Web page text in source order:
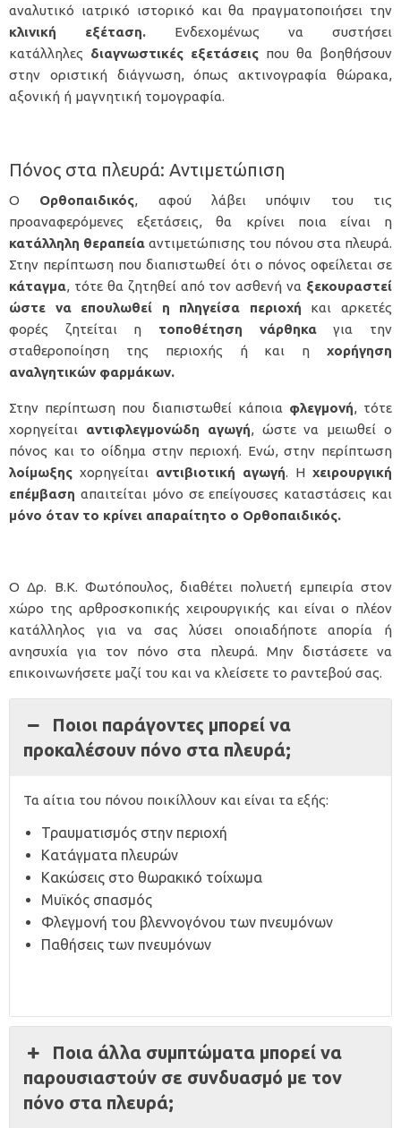
αναλυτικό ιατρικό ιστορικό και θα πραγματοποιήσει την
κλινική εξέταση. Ενδεχομένως να συστήσει
κατάλληλες διαγνωστικές εξετάσεις που θα βοηθήσουν
στην οριστική διάγνωση, όπως ακτινογραφία θώρακα,
αξονική ή μαγνητική τομογραφία.
Πόνος στα πλευρά: Αντιμετώπιση
Ο Ορθοπαιδικός, αφού λάβει υπόψιν του τις
προαναφερόμενες εξετάσεις, θα κρίνει ποια είναι η
κατάλληλη θεραπεία αντιμετώπισης του πόνου στα πλευρά.
Στην περίπτωση που διαπιστωθεί ότι ο πόνος οφείλεται σε
κάταγμα, τότε θα ζητηθεί από τον ασθενή να ξεκουραστεί
ώστε να επουλωθεί η πληγείσα περιοχή και αρκετές
φορές ζητείται η τοποθέτηση νάρθηκαγια την
σταθεροποίηση της περιοχής ή και η χορήγηση
αναλγητικών φαρμάκων.
Στην περίπτωση που διαπιστωθεί κάποια φλεγμονή, τότε
χορηγείται αντιφλεγμονώδη αγωγή, ώστε να μειωθεί ο
πόνος και το οίδημα στην περιοχή. Ενώ, στην περίπτωση
λοίμωξης χορηγείται αντιβιοτική αγωγή. Η χειρουργική
επέμβαση απαιτείται μόνο σε επείγουσες καταστάσεις και
μόνο όταν το κρίνει απαραίτητο ο Ορθοπαιδικός.
ΟΔρ. Β.Κ. Φωτόπουλος, διαθέτει πολυετή εμπειρία στον
χώρο της αρθροσκοπικής χειρουργικής και είναι ο πλέον
κατάλληλος για να σας λύσει οποιαδήποτε απορία ή
ανησυχία για τον πόνο στα πλευρά. Μην διστάσετε να
επικοινωνήσετε μαζί του και να κλείσετε το ραντεβού σας.
Ποιοι παράγοντες μπορεί να
προκαλέσουν πόνο στα πλευρά;
Τα αίτια του πόνου ποικίλλουν και είναι τα εξής:
Τραυματισμός στην περιοχή
Κατάγματα πλευρών
Κακώσεις στο θωρακικό τοίχωμα
Μυϊκός σπασμός
Φλεγμονή του βλεννογόνου των πνευμόνων
Παθήσεις των πνευμόνων
Ποια άλλα συμπτώματα μπορεί να
παρουσιαστούν σε συνδυασμό με τον
πόνο στα πλευρά;